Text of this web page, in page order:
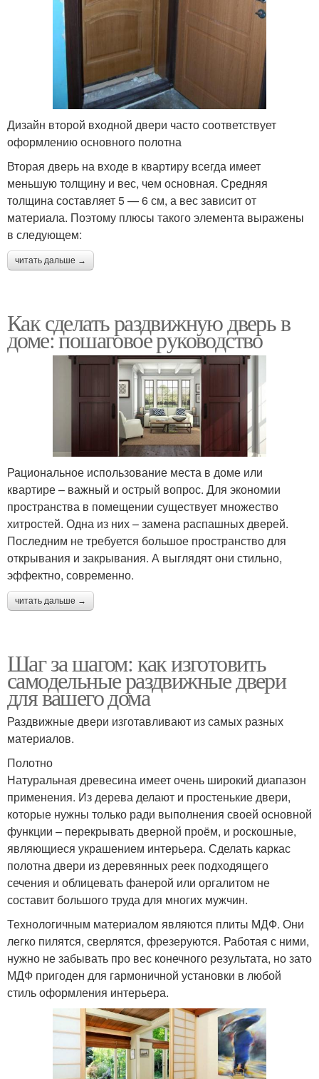
Дизайн второй входной двери часто соответствует
оформлению основного полотна
Вторая дверь на входе в квартиру всегда имеет
меньшую толщину и вес, чем основная. Средняя
толщина составляет 5 — 6 см, а вес зависит от
материала. Поэтому плюсы такого элемента выражены
в следующем:
читать дальше →
Как сделать раздвижную дверь в
доме: пошаговое руководство
Рациональное использование места в доме или
квартире – важный и острый вопрос. Для экономии
пространства в помещении существует множество
хитростей. Одна из них – замена распашных дверей.
Последним не требуется большое пространство для
открывания и закрывания. А выглядят они стильно,
эффектно, современно.
читать дальше →
Шаг за шагом: как изготовить
самодельные раздвижные двери
для вашего дома
Раздвижные двери изготавливают из самых разных
материалов.
Полотно
Натуральная древесина имеет очень широкий диапазон
применения. Из дерева делают и простенькие двери,
которые нужны только ради выполнения своей основной
функции – перекрывать дверной проём, и роскошные,
являющиеся украшением интерьера. Сделать каркас
полотна двери из деревянных реек подходящего
сечения и облицевать фанерой или оргалитом не
составит большого труда для многих мужчин.
Технологичным материалом являются плиты МДФ. Они
легко пилятся, сверлятся, фрезеруются. Работая с ними,
нужно не забывать про вес конечного результата, но зато
МДФ пригоден для гармоничной установки в любой
стиль оформления интерьера.